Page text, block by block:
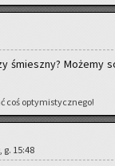
śmiesz­ny?
coś opty­mi­stycz­ne­go!
g. 15:48